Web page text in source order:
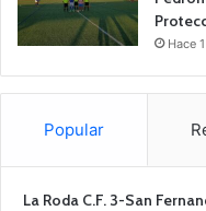
Hace
Popular
La Roda C.F. 3-San